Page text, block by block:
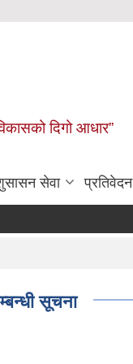
दिगो आधार”
सेवा प्रतिवेदन
सूचना